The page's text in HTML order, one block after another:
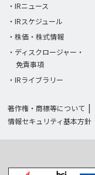
・IRニュース
・IRスケジュール
・株価・株式情報
・ディスクロージャー・
免責事項
・IRライブラリー
著作権・商標等について
情報セキュリティ基本方針